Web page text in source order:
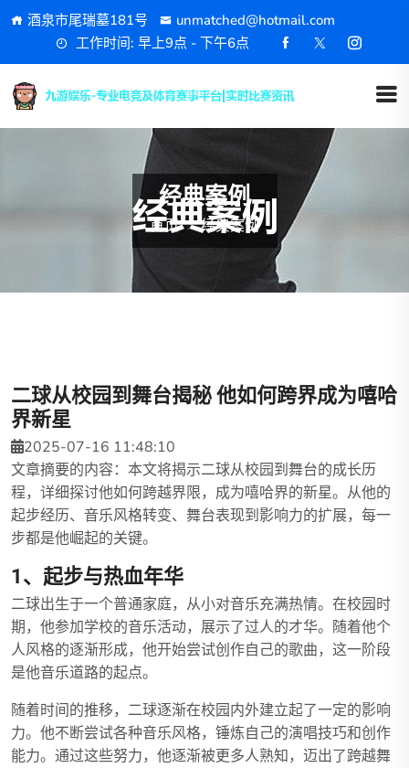
酒泉市尾瑞墓181号
unmatched@hotmail.com
工作时间: 早上9点 - 下午6点
经典案例
首页 经典案例
二球从校园到舞台揭秘 他如何跨界成为嘻哈
界新星
2025-07-16 11:48:10
文章摘要的内容：本文将揭示二球从校园到舞台的成长历
程，详细探讨他如何跨越界限，成为嘻哈界的新星。从他的
起步经历、音乐风格转变、舞台表现到影响力的扩展，每一
步都是他崛起的关键。
1、起步与热血年华
二球出生于一个普通家庭，从小对音乐充满热情。在校园时
期，他参加学校的音乐活动，展示了过人的才华。随着他个
人风格的逐渐形成，他开始尝试创作自己的歌曲，这一阶段
是他音乐道路的起点。
随着时间的推移，二球逐渐在校园内外建立起了一定的影响
力。他不断尝试各种音乐风格，锤炼自己的演唱技巧和创作
能力。通过这些努力，他逐渐被更多人熟知，迈出了跨越舞